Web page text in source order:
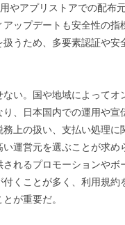
やアプリストアでの配布
ップデートも安全性の指
扱うため、多要素認証や安
い。国や地域によってオ
り、日本国内での運用や宣
上の扱い、支払い処理に
運営元を選ぶことが求め
れるプロモーションやボ
くことが多く、利用規約
が重要だ。